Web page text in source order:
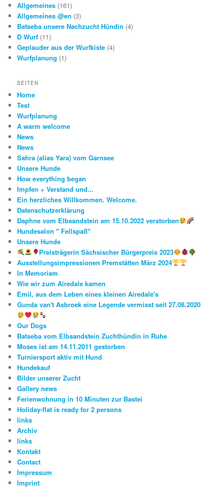
Allgemeines (161)
Allgemeines @en (3)
Batseba unsere Nachzucht Hündin (4)
D Wurf (11)
Geplauder aus der Wurfkiste (4)
Wurfplanung (1)
SEITEN
Home
Test
Wurfplanung
A warm welcome
News
News
Sahra (alias Yara) vom Garnsee
Unsere Hunde
How everything began
Impfen + Verstand und...
Ein herzliches Willkommen. Welcome.
Datenschutzerklärung
Daphne vom Elbsandstein am 15.10.2022 verstorben
Hundesalon " Fellspaß"
Unsere Hunde
Preisträgerin Sächsischer Bürgerpreis 2023
Ausstellungsimpressionen Premstätten März 2024
In Memoriam
Wie wir zum Airedale kamen
Emil, aus dem Leben eines kleinen Airedale's
Gunda van't Asbroek eine Legende vermisst seit 27.08.2020
Our Dogs
Batseba vom Elbsandstein Zuchthündin in Ruhe
Moses ist am 14.11.2011 gestorben
Turniersport aktiv mit Hund
Hundekauf
Bilder unserer Zucht
Gallery news
Ferienwohnung in 10 Minuten zur Bastei
Holiday-flat is ready for 2 persons
links
Archiv
links
Kontakt
Contact
Impressum
Imprint